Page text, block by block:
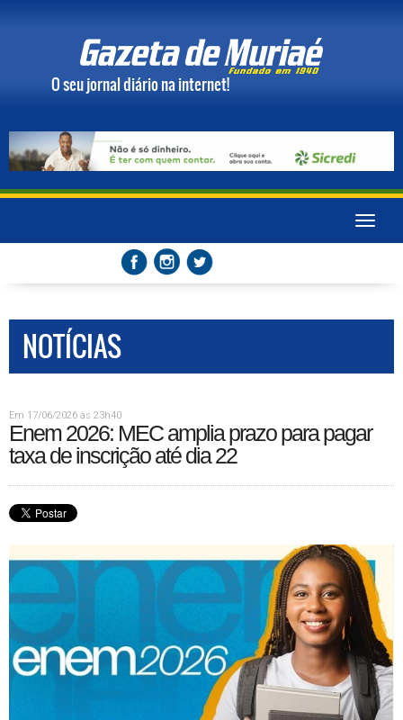
O seu jornal diário na internet!
Toggle
NOTÍCIAS
Em 17/06/2026 às 23h40
Enem 2026: MEC amplia prazo para pagar
taxa de inscrição até dia 22